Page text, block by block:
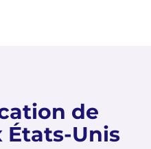
de
États-Unis